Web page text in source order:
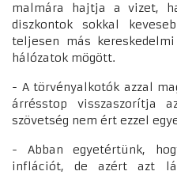
malmára hajtja a vizet,
diszkontok sokkal
teljesen más
hálózatok mögött.
- A törvényalkotók azzal
árrésstop visszaszorítja
szövetség nem ért ezzel
- Abban egyetértünk,
inflációt, de azért azt